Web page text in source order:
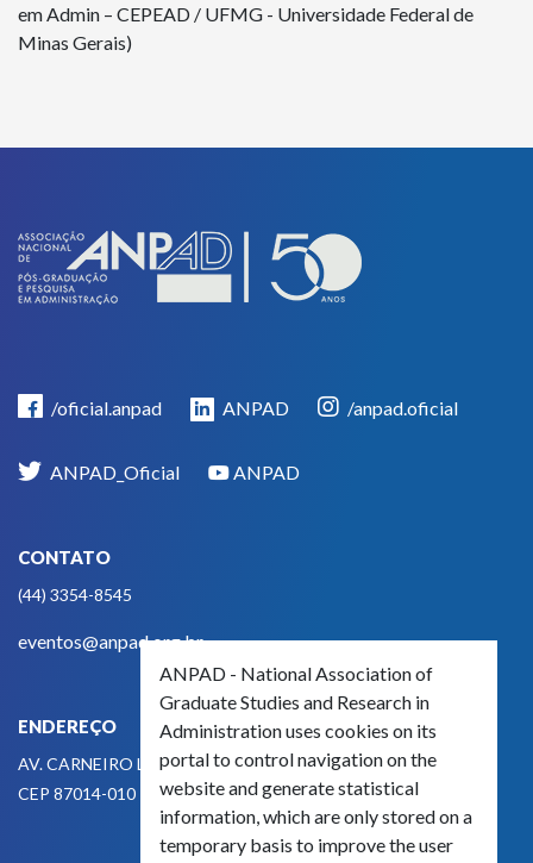
em Admin – CEPEAD / UFMG - Universidade Federal de
Minas Gerais)
/oficial.anpad ANPAD /anpad.oficial
ANPAD_Oficial ANPAD
CONTATO
(44) 3354-8545
eventos@anpad.org.br
ENDEREÇO
AV. CARNEIRO LEÃO, 825
CEP 87014-010 - MARINGÁ, PR, BRASIL
ANPAD - National Association of
Graduate Studies and Research in
Administration uses cookies on its
portal to control navigation on the
website and generate statistical
information, which are only stored on a
temporary basis to improve the user